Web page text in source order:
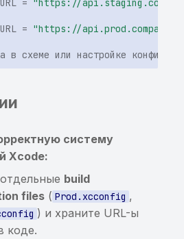
использование ранее
найденной sensitive-
сообщения через
BroadcastReceiver
Возможность доступа
= "https://
= "https://
в схеме или настройке
систему
Xcode:
build
files ( Prod.xcconfig ,
) и храните URL-ы
коде.